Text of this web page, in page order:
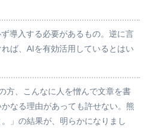
導入する必要があるもの。逆に言
ば、AIを有効活用しているとはい
方、こんなに人を憎んで文章を書
なる理由があっても許せない。熊
」の結果が、明らかになりまし